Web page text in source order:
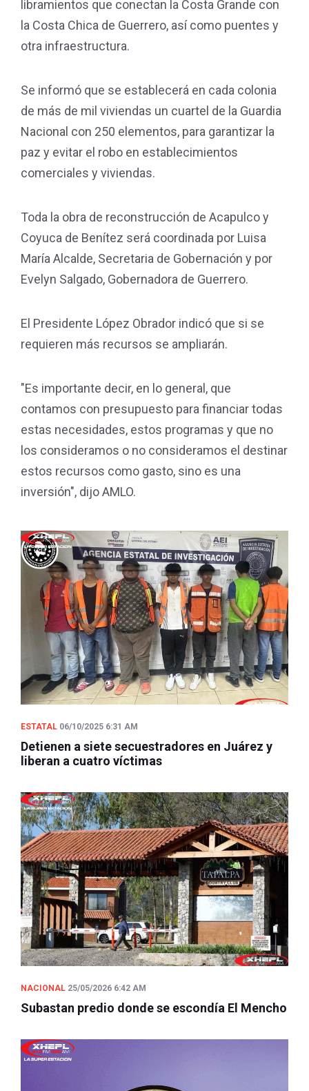
libramientos que conectan la Costa Grande con
la Costa Chica de Guerrero, así como puentes y
otra infraestructura.
Se informó que se establecerá en cada colonia
de más de mil viviendas un cuartel de la Guardia
Nacional con 250 elementos, para garantizar la
paz y evitar el robo en establecimientos
comerciales y viviendas.
Toda la obra de reconstrucción de Acapulco y
Coyuca de Benítez será coordinada por Luisa
María Alcalde, Secretaria de Gobernación y por
Evelyn Salgado, Gobernadora de Guerrero.
El Presidente López Obrador indicó que si se
requieren más recursos se ampliarán.
"Es importante decir, en lo general, que
contamos con presupuesto para financiar todas
estas necesidades, estos programas y que no
los consideramos o no consideramos el destinar
estos recursos como gasto, sino es una
inversión", dijo AMLO.
ESTATAL 06/10/2025 6:31 AM
Detienen a siete secuestradores en Juárez y
liberan a cuatro víctimas
NACIONAL 25/05/2026 6:42 AM
Subastan predio donde se escondía El Mencho